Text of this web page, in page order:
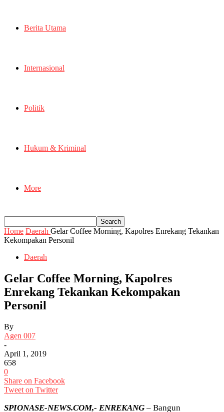
Berita Utama
Internasional
Politik
Hukum & Kriminal
More
Home Daerah Gelar Coffee Morning, Kapolres Enrekang Tekankan
Kekompakan Personil
Daerah
Gelar Coffee Morning, Kapolres
Enrekang Tekankan Kekompakan
Personil
By
Agen 007
-
April 1, 2019
658
0
Share on Facebook
Tweet on Twitter
SPIONASE-NEWS.COM,- ENREKANG – Bangun